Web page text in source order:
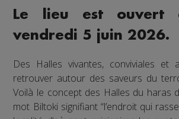
Le lieu est ouvert
vendredi 5 juin 2026.
Des Halles vivantes, conviviales et
retrouver autour des saveurs du
Voilà le concept des Halles du haras
mot Biltoki signifiant “l’endroit qui